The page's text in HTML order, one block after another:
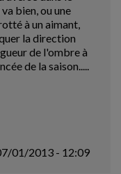
bien, ou une
à un aimant,
la direction
de l'ombre à
de la saison.....
01/2013 - 12:09